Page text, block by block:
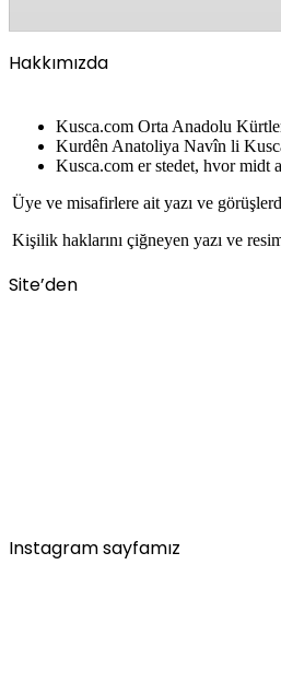
Hakkımızda
Kusca.com Orta Anadolu
Kurdên Anatoliya Navîn li
Kusca.com er stedet, hvor midt
Üye ve misafirlere ait yazı ve
Kişilik haklarını çiğneyen yazı ve
Site’den
Instagram sayfamız